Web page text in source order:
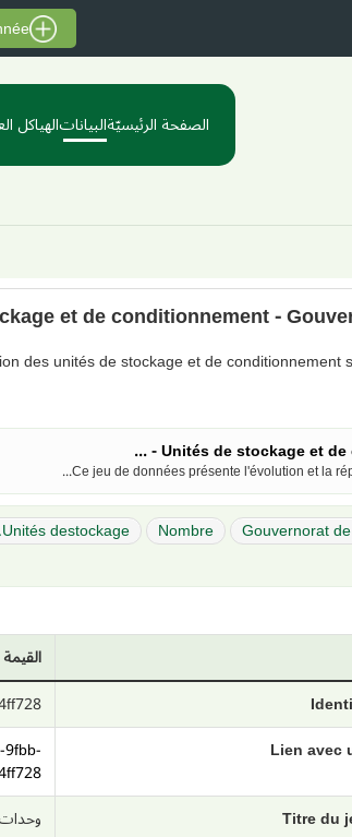
الصفحة الرئيسيّةالبياناتالهياكل
et de conditionnement -
des unités de stockage et de conditionnement
Unités de stockage et de
Ce jeu de données présente l'évolution et la
Gouvernorat
Nombre
Unités destockage...
القيمة
Lien avec
Titre du